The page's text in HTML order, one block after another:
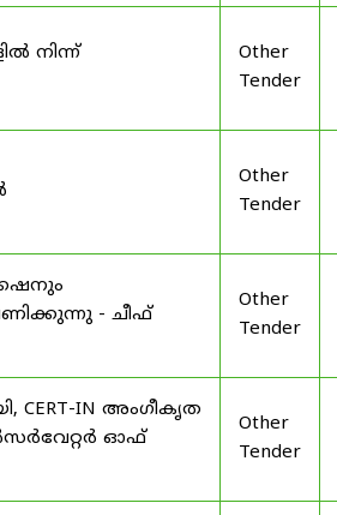
നിന്ന്
Other
Tender
Other
Tender
- ചീഫ്
Other
Tender
IN അംഗീകൃത
ഓഫ്
Other
Tender